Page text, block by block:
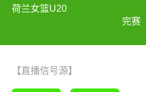
荷兰女篮U20
完赛
【直播信号源】